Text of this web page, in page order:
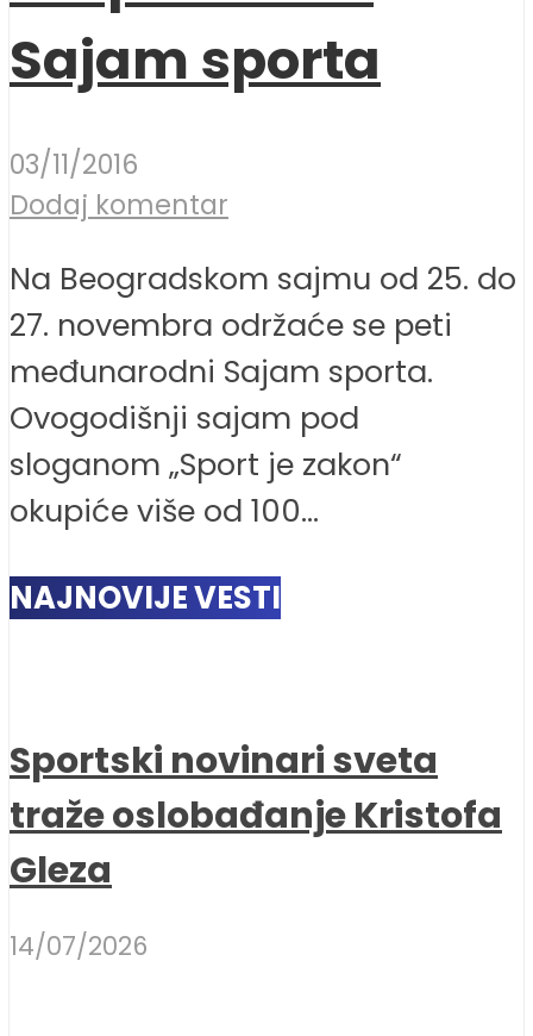
Sajam sporta
03/11/2016
Dodaj komentar
Na Beogradskom sajmu od 25. do
27. novembra održaće se peti
međunarodni Sajam sporta.
Ovogodišnji sajam pod
sloganom „Sport je zakon“
okupiće više od 100...
NAJNOVIJE VESTI
Sportski novinari sveta
traže oslobađanje Kristofa
Gleza
14/07/2026